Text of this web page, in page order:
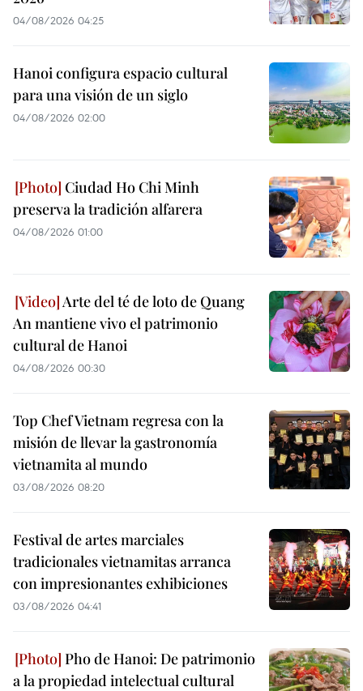
04/08/2026 04:25
Hanoi configura espacio cultural
para una visión de un siglo
04/08/2026 02:00
Ciudad Ho Chi Minh
preserva la tradición alfarera
04/08/2026 01:00
Arte del té de loto de Quang
An mantiene vivo el patrimonio
cultural de Hanoi
04/08/2026 00:30
Top Chef Vietnam regresa con la
misión de llevar la gastronomía
vietnamita al mundo
03/08/2026 08:20
Festival de artes marciales
tradicionales vietnamitas arranca
con impresionantes exhibiciones
03/08/2026 04:41
Pho de Hanoi: De patrimonio
a la propiedad intelectual cultural